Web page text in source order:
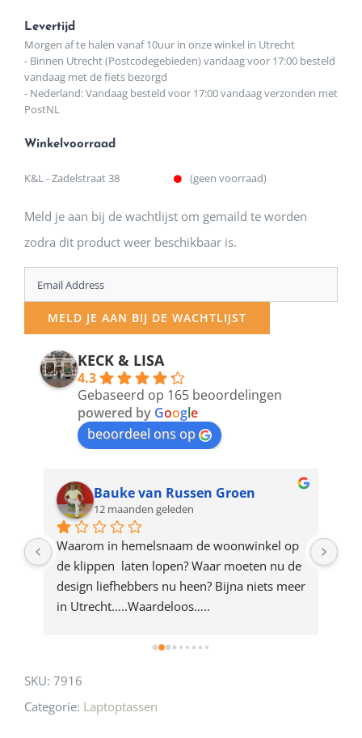
Levertijd
Morgen af te halen vanaf 10uur in onze winkel in Utrecht
- Binnen Utrecht (Postcodegebieden) vandaag voor 17:00 besteld
vandaag met de fiets bezorgd
- Nederland: Vandaag besteld voor 17:00 vandaag verzonden met
PostNL
Winkelvoorraad
K&L - Zadelstraat 38 (geen voorraad)
Meld je aan bij de wachtlijst om gemaild te worden
zodra dit product weer beschikbaar is.
Enter
your
email
address
product
MELD JE AAN BIJ DE WACHTLIJST
KECK & LISA
4.3
Gebaseerd op 165 beoordelingen
powered by Google
beoordeel ons op
Bauke van Russen Groen
12 maanden geleden
Waarom in hemelsnaam de woonwinkel op
de klippen  laten lopen? Waar moeten nu de
design liefhebbers nu heen? Bijna niets meer
in Utrecht…..Waardeloos…..
SKU: 7916
Categorie: Laptoptassen